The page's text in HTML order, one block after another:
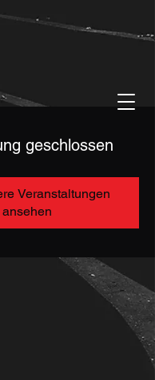
geschlossen
Veranstaltungen
ansehen